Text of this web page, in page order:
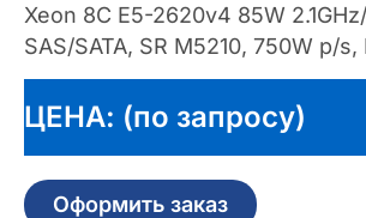
Xeon 8C E5-2620v4 85W
SAS/SATA, SR M5210, 750W p/s,
ЦЕНА: (по запросу)
Оформить заказ